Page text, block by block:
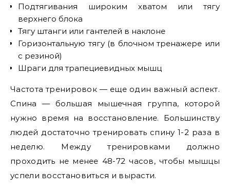
Подтягивания широким хватом или тягу
верхнего блока
Тягу штанги или гантелей в наклоне
Горизонтальную тягу (в блочном тренажере или
с резиной)
Шраги для трапециевидных мышц
Частота тренировок — еще один важный аспект.
Спина — большая мышечная группа, которой
нужно время на восстановление. Большинству
людей достаточно тренировать спину 1-2 раза в
неделю. Между тренировками должно
проходить не менее 48-72 часов, чтобы мышцы
успели восстановиться и вырасти.